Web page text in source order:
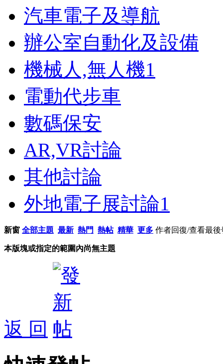
汽車電子及導航
辦公室自動化及設備
機械人,無人機1
電動代步車
數碼保安
AR,VR討論
其他討論
外地電子展討論1
新窗 全部主題 最新 熱門 熱帖 精華 更多 作者回復/查看最後
本版塊或指定的範圍內尚無主題
返 回